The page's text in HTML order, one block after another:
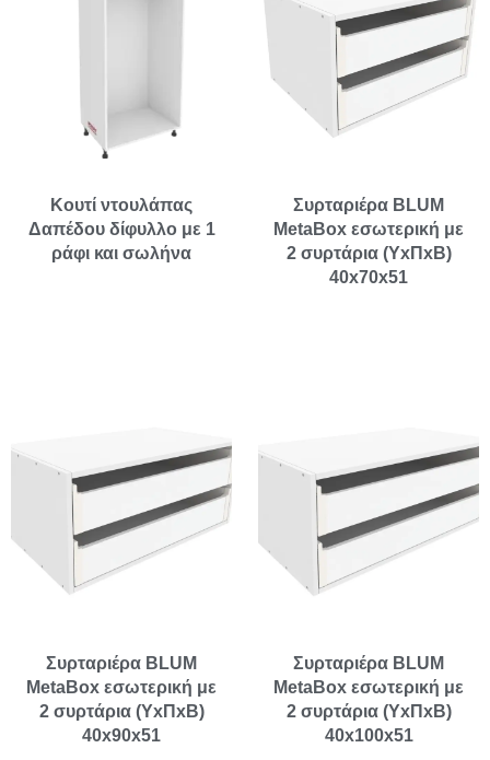
Κουτί ντουλάπας
Δαπέδου δίφυλλο με 1
ράφι και σωλήνα
Συρταριέρα BLUM
MetaBox εσωτερική με
2 συρτάρια (ΥxΠxΒ)
40x70x51
Συρταριέρα BLUM
MetaBox εσωτερική με
2 συρτάρια (ΥxΠxΒ)
40x90x51
Συρταριέρα BLUM
MetaBox εσωτερική με
2 συρτάρια (ΥxΠxΒ)
40x100x51